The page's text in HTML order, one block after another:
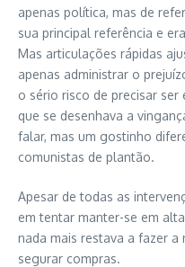
apenas política, mas de
sua principal referência e
Mas articulações rápidas
apenas administrar o
o sério risco de precisar
que se desenhava a
falar, mas um gostinho
comunistas de plantão.
Apesar de todas as
em tentar manter-se em
nada mais restava a fazer
segurar compras.